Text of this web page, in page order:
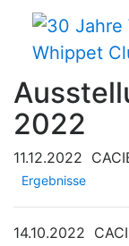
Whippet
2022
11.12.2022
Ergebnisse
14.10.2022